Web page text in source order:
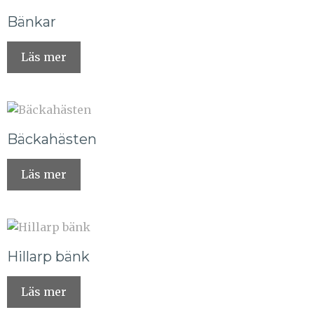
Bänkar
Läs mer
Bäckahästen
Läs mer
Hillarp bänk
Läs mer